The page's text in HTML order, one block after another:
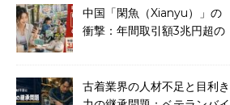
中国「閑魚（Xianyu）」の
衝撃：年間取引額3兆円超の
古着業界の人材不足と目利き